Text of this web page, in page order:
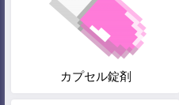
カプセル錠剤